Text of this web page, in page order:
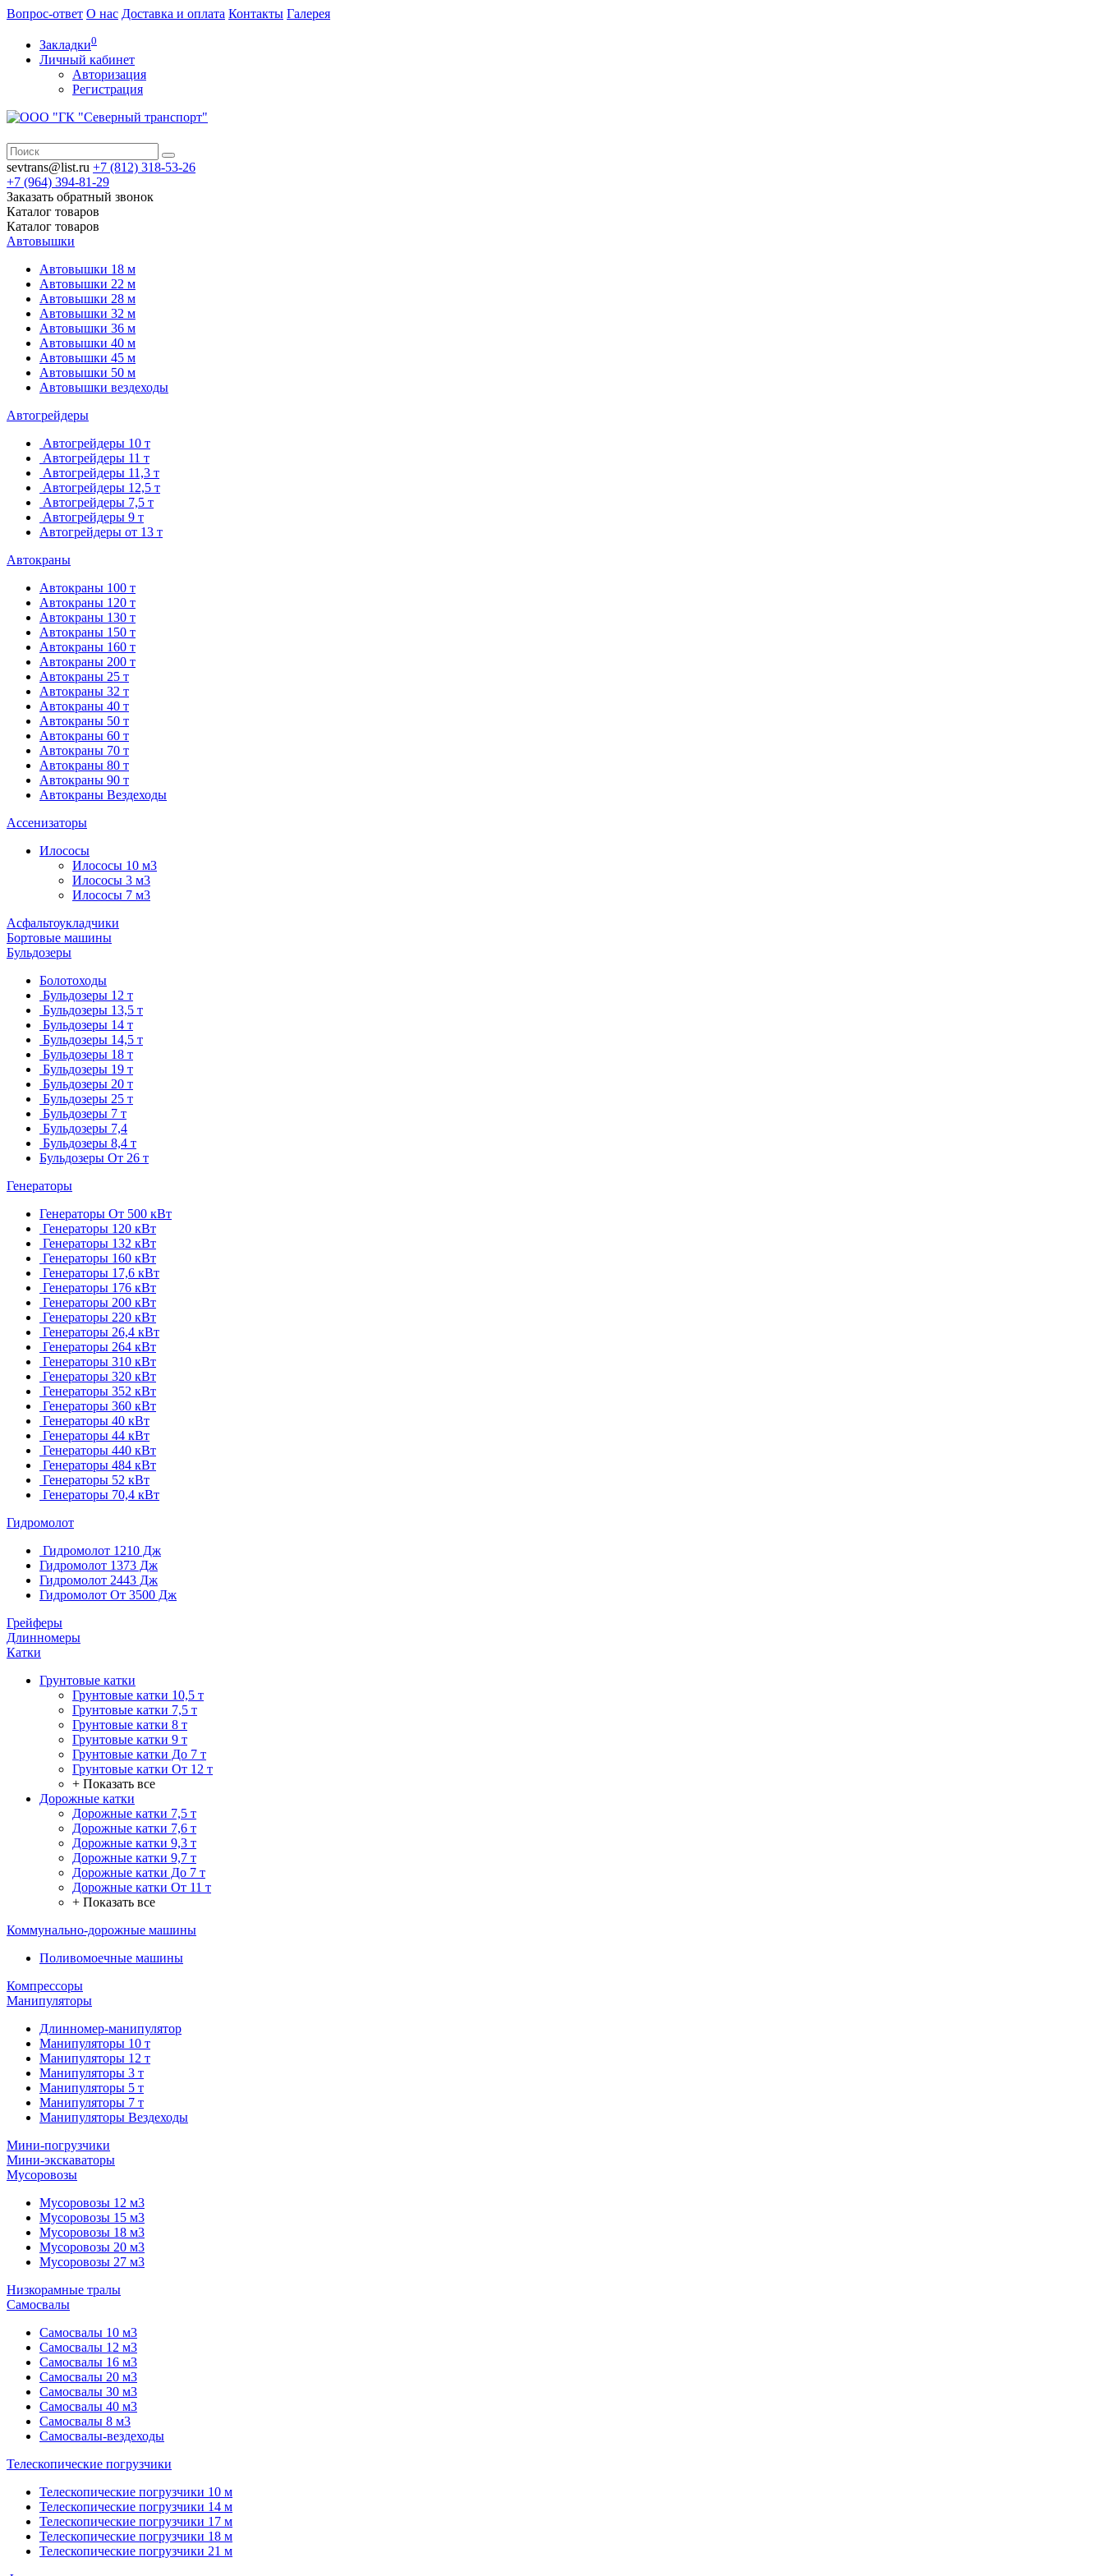
Вопрос-ответ О нас Доставка и оплата Контакты Галерея
Закладки0
Личный кабинет
Авторизация
Регистрация
sevtrans@list.ru +7 (812) 318-53-26
+7 (964) 394-81-29
Заказать обратный звонок
Каталог товаров
Каталог товаров
Автовышки
Автовышки 18 м
Автовышки 22 м
Автовышки 28 м
Автовышки 32 м
Автовышки 36 м
Автовышки 40 м
Автовышки 45 м
Автовышки 50 м
Автовышки вездеходы
Автогрейдеры
Автогрейдеры 10 т
Автогрейдеры 11 т
Автогрейдеры 11,3 т
Автогрейдеры 12,5 т
Автогрейдеры 7,5 т
Автогрейдеры 9 т
Автогрейдеры от 13 т
Автокраны
Автокраны 100 т
Автокраны 120 т
Автокраны 130 т
Автокраны 150 т
Автокраны 160 т
Автокраны 200 т
Автокраны 25 т
Автокраны 32 т
Автокраны 40 т
Автокраны 50 т
Автокраны 60 т
Автокраны 70 т
Автокраны 80 т
Автокраны 90 т
Автокраны Вездеходы
Ассенизаторы
Илососы
Илососы 10 м3
Илососы 3 м3
Илососы 7 м3
Асфальтоукладчики
Бортовые машины
Бульдозеры
Болотоходы
Бульдозеры 12 т
Бульдозеры 13,5 т
Бульдозеры 14 т
Бульдозеры 14,5 т
Бульдозеры 18 т
Бульдозеры 19 т
Бульдозеры 20 т
Бульдозеры 25 т
Бульдозеры 7 т
Бульдозеры 7,4
Бульдозеры 8,4 т
Бульдозеры От 26 т
Генераторы
Генераторы От 500 кВт
Генераторы 120 кВт
Генераторы 132 кВт
Генераторы 160 кВт
Генераторы 17,6 кВт
Генераторы 176 кВт
Генераторы 200 кВт
Генераторы 220 кВт
Генераторы 26,4 кВт
Генераторы 264 кВт
Генераторы 310 кВт
Генераторы 320 кВт
Генераторы 352 кВт
Генераторы 360 кВт
Генераторы 40 кВт
Генераторы 44 кВт
Генераторы 440 кВт
Генераторы 484 кВт
Генераторы 52 кВт
Генераторы 70,4 кВт
Гидромолот
Гидромолот 1210 Дж
Гидромолот 1373 Дж
Гидромолот 2443 Дж
Гидромолот От 3500 Дж
Грейферы
Длинномеры
Катки
Грунтовые катки
Грунтовые катки 10,5 т
Грунтовые катки 7,5 т
Грунтовые катки 8 т
Грунтовые катки 9 т
Грунтовые катки До 7 т
Грунтовые катки От 12 т
+ Показать все
Дорожные катки
Дорожные катки 7,5 т
Дорожные катки 7,6 т
Дорожные катки 9,3 т
Дорожные катки 9,7 т
Дорожные катки До 7 т
Дорожные катки От 11 т
+ Показать все
Коммунально-дорожные машины
Поливомоечные машины
Компрессоры
Манипуляторы
Длинномер-манипулятор
Манипуляторы 10 т
Манипуляторы 12 т
Манипуляторы 3 т
Манипуляторы 5 т
Манипуляторы 7 т
Манипуляторы Вездеходы
Мини-погрузчики
Мини-экскаваторы
Мусоровозы
Мусоровозы 12 м3
Мусоровозы 15 м3
Мусоровозы 18 м3
Мусоровозы 20 м3
Мусоровозы 27 м3
Низкорамные тралы
Самосвалы
Самосвалы 10 м3
Самосвалы 12 м3
Самосвалы 16 м3
Самосвалы 20 м3
Самосвалы 30 м3
Самосвалы 40 м3
Самосвалы 8 м3
Самосвалы-вездеходы
Телескопические погрузчики
Телескопические погрузчики 10 м
Телескопические погрузчики 14 м
Телескопические погрузчики 17 м
Телескопические погрузчики 18 м
Телескопические погрузчики 21 м